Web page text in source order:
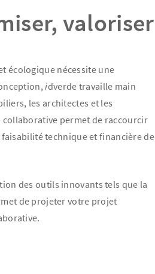
valoriser
écologique nécessite une
idverde travaille main
les architectes et les
collaborative permet de raccourcir
technique et financière de
des outils innovants tels que la
de projeter votre projet